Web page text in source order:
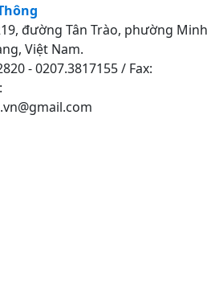
đường Tân Trào, phường Minh
Việt Nam.
- 0207.3817155 / Fax: